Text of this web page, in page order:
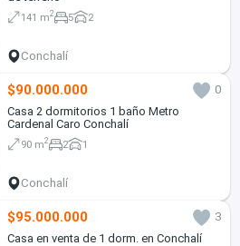
141 m2 5 2
Conchalí
$90.000.000
0
Casa 2 dormitorios 1 baño Metro
Cardenal Caro Conchalí
90 m2 2 1
Conchalí
$95.000.000
3
Casa en venta de 1 dorm. en Conchalí